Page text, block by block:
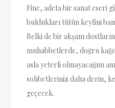
Fine, adeta bir sanat eseri
buldukları tütün keyfini
Belki de bir akşam
muhabbetlerde, doğru
asla yeterli olmayacağını
sohbetleriniz daha derin,
geçecek.